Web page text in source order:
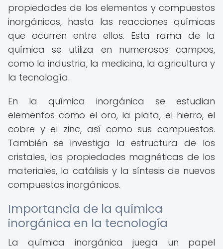
propiedades de los elementos y compuestos
inorgánicos, hasta las reacciones químicas
que ocurren entre ellos. Esta rama de la
química se utiliza en numerosos campos,
como la industria, la medicina, la agricultura y
la tecnología.
En la química inorgánica se estudian
elementos como el oro, la plata, el hierro, el
cobre y el zinc, así como sus compuestos.
También se investiga la estructura de los
cristales, las propiedades magnéticas de los
materiales, la catálisis y la síntesis de nuevos
compuestos inorgánicos.
Importancia de la química
inorgánica en la tecnología
La química inorgánica juega un papel